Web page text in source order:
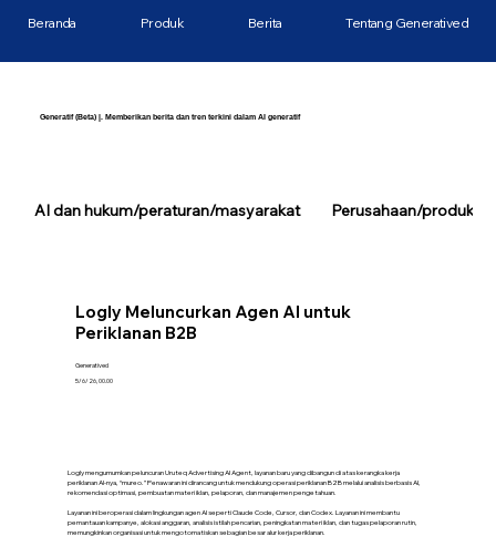
Generatif (Beta) |. Memberikan berita dan tren terkini dalam AI generatif
Logly Meluncurkan Agen AI untuk
Periklanan B2B
Generatived
5/6/26, 00.00
Logly mengumumkan peluncuran Uruteq Advertising AI Agent, layanan baru yang dibangun di atas kerangka kerja
periklanan AI-nya, “mureo.” Penawaran ini dirancang untuk mendukung operasi periklanan B2B melalui analisis berbasis AI,
rekomendasi optimasi, pembuatan materi iklan, pelaporan, dan manajemen pengetahuan.
Layanan ini beroperasi dalam lingkungan agen AI seperti Claude Code, Cursor, dan Codex. Layanan ini membantu
pemantauan kampanye, alokasi anggaran, analisis istilah pencarian, peningkatan materi iklan, dan tugas pelaporan rutin,
memungkinkan organisasi untuk mengotomatiskan sebagian besar alur kerja periklanan.
Beranda Produk Berita Tentang Generatived
AI dan hukum/peraturan/masyarakat Perusahaan/produk/